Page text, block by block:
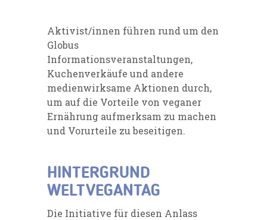
Aktivist/innen führen rund um den
Globus
Informationsveranstaltungen,
Kuchenverkäufe und andere
medienwirksame Aktionen durch,
um auf die Vorteile von veganer
Ernährung aufmerksam zu machen
und Vorurteile zu beseitigen.
HINTERGRUND
WELTVEGANTAG
Die Initiative für diesen Anlass